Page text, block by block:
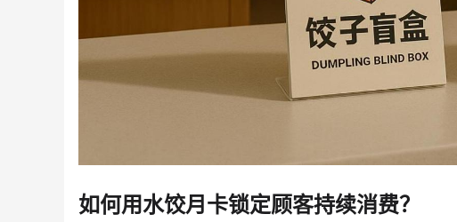
如何用水饺月卡锁定顾客持续消费？